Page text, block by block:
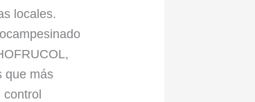
locales.
que más
control